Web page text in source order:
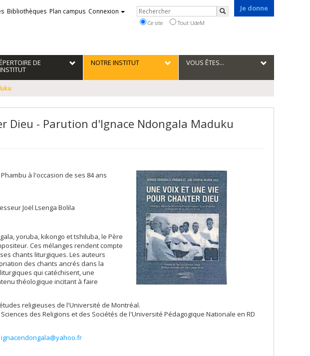
Je donne
Bibliothèques Plan campus Connexion Rechercher
Rechercher
Ce site Tout UdeM
DE NOTRE INSTITUT VOUS ÊTES...
Dieu - Parution d'Ignace Ndongala Maduku
à l'occasion de ses 84 ans
Joël Lsenga Bolila
yoruba, kikongo et tshiluba, le Père
Ces mélanges rendent compte
chants liturgiques. Les auteurs
des chants ancrés dans la
qui catéchisent, une
théologique incitant à faire
religieuses de l'Université de Montréal.
des Religions et des Sociétés de l'Université Pédagogique Nationale en RD
ignacendongala@yahoo.fr